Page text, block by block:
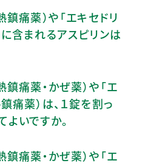
鎮痛薬）や「エキセドリ
に含まれるアスピリンは
鎮痛薬・かぜ薬）や「エ
痛薬）は、１錠を割っ
よいですか。
鎮痛薬・かぜ薬）や「エ